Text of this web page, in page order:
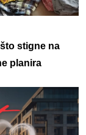
stigne na
planira